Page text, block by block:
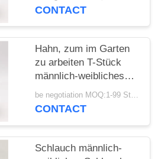
CONTACT
Hahn, zum im Garten
zu arbeiten T-Stück
männlich-weibliches
Schlauch-
Verbindungsstück 60
be negotiation MOQ:1-99 Stücke
CONTACT
Schlauch männlich-